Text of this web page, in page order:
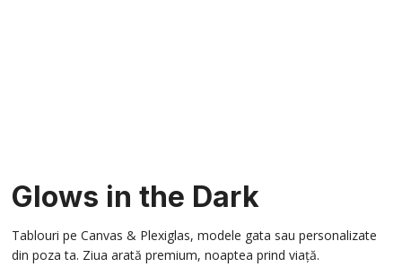
Glows in the Dark
Tablouri pe Canvas & Plexiglas, modele gata sau personalizate
din poza ta. Ziua arată premium, noaptea prind viață.